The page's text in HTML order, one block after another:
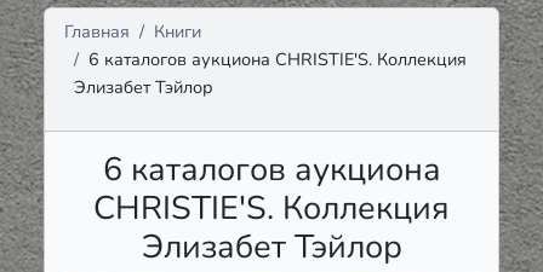
Главная
Книги
6 каталогов аукциона CHRISTIE'S. Коллекция
Элизабет Тэйлор
6 каталогов аукциона
CHRISTIE'S. Коллекция
Элизабет Тэйлор